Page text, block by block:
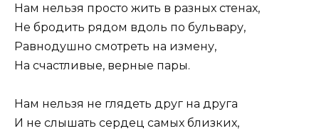
Нам нельзя просто жить в разных стенах,
Не бродить рядом вдоль по бульвару,
Равнодушно смотреть на измену,
На счастливые, верные пары.
Нам нельзя не глядеть друг на друга
И не слышать сердец самых близких,